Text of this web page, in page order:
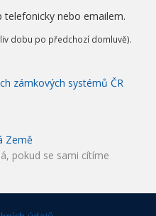
telefonicky nebo emailem.
dobu po předchozí domluvě).
zámkových systémů ČR
Země
pokud se sami cítíme